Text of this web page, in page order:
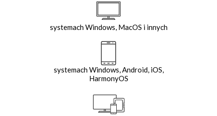
systemach Windows, MacOS i innych
systemach Windows, Android, iOS,
HarmonyOS